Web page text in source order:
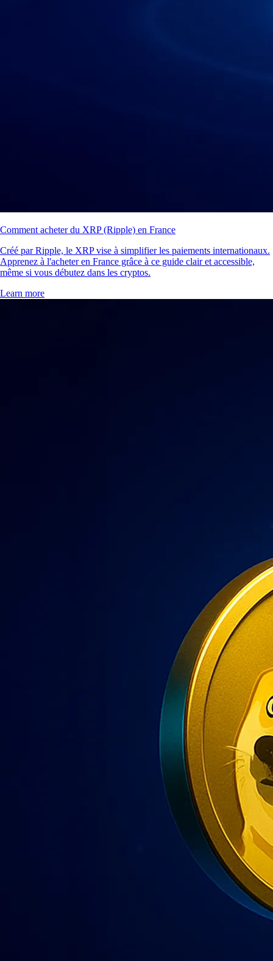
Comment acheter du XRP (Ripple) en France
Créé par Ripple, le XRP vise à simplifier les paiements internationaux.
Apprenez à l'acheter en France grâce à ce guide clair et accessible,
même si vous débutez dans les cryptos.
Learn more